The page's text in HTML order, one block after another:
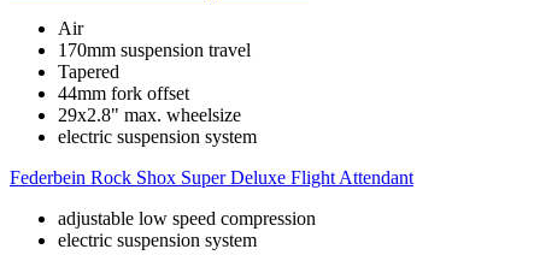
Air
170mm suspension travel
Tapered
44mm fork offset
29x2.8" max. wheelsize
electric suspension system
Federbein Rock Shox Super Deluxe Flight Attendant
adjustable low speed compression
electric suspension system